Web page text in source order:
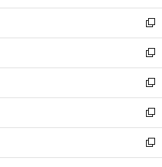
開
く
ウ
で
開
く
ン
ド
ウ
で
開
く
ウ
ィ
ン
ド
ウ
で
開
く
新
し
い
ウ
ィ
ン
ド
ウ
で
開
新
し
い
ウ
ィ
ン
ド
ウ
新
し
い
ウ
ィ
ン
新
し
い
ウ
新
し